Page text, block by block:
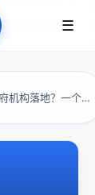
☰
企业云盘如何在政府机构落地？一个真实案例的启...